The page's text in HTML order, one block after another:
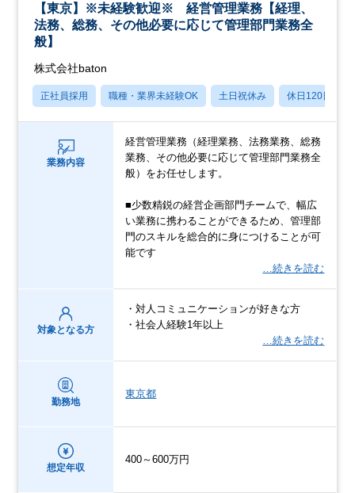
【東京】※未経験歓迎※ 経営管理業務【経理、
法務、総務、その他必要に応じて管理部門業務全
般】
株式会社baton
正社員採用 職種・業界未経験OK 土日祝休み 休日120日以上
業務内容
経営管理業務（経理業務、法務業務、総務
業務、その他必要に応じて管理部門業務全
般）をお任せします。
■少数精鋭の経営企画部門チームで、幅広
い業務に携わることができるため、管理部
門のスキルを総合的に身につけることが可
能です
…続きを読む
対象となる方
・対人コミュニケーションが好きな方
・社会人経験1年以上
…続きを読む
勤務地
東京都
想定年収
400～600万円